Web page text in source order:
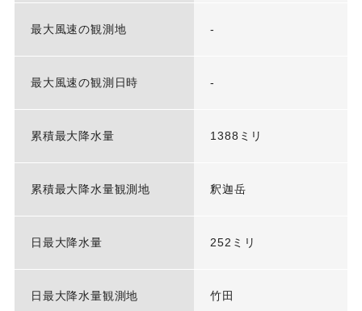
最大風速の観測地 -
最大風速の観測日時 -
累積最大降水量 1388ミリ
累積最大降水量観測地 釈迦岳
日最大降水量 252ミリ
日最大降水量観測地 竹田